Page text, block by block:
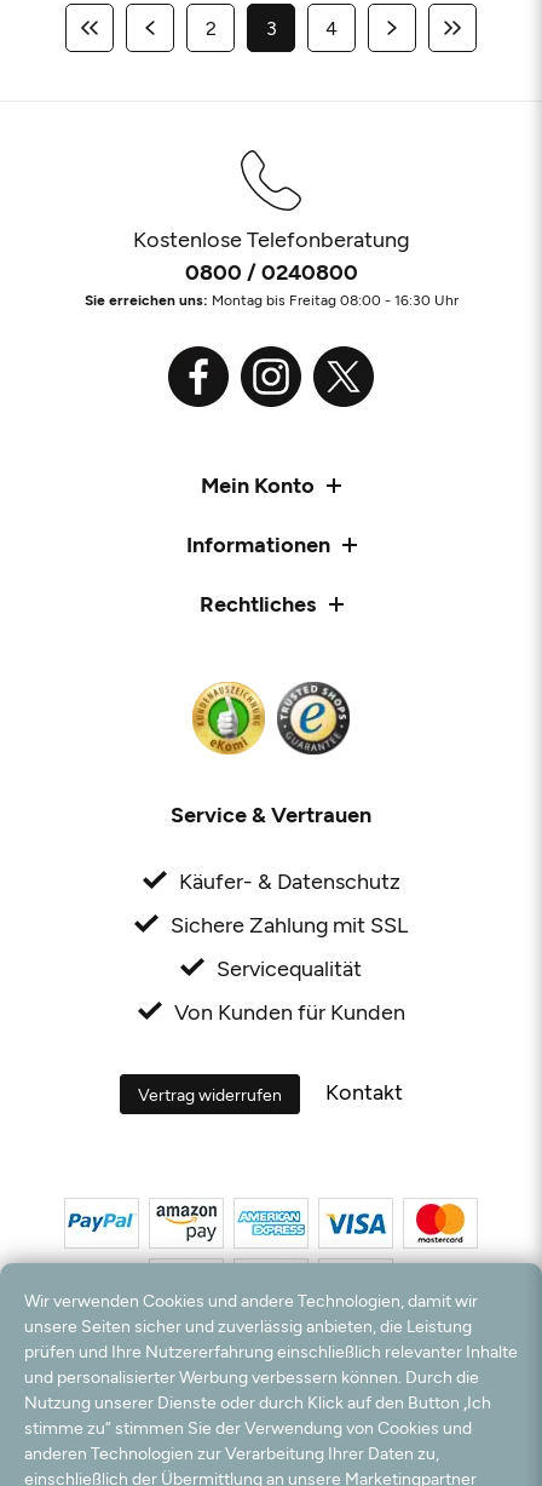
2 3 4
Kostenlose Telefonberatung
0800 / 0240800
Sie erreichen uns: Montag bis Freitag 08:00 - 16:30 Uhr
Mein Konto
Informationen
Rechtliches
Service & Vertrauen
Käufer- & Datenschutz
Sichere Zahlung mit SSL
Servicequalität
Von Kunden für Kunden
Vertrag widerrufen Kontakt
*Alle Preise inkl. MwSt. und zzgl. Versandkosten. **Kostenloser Versand und Rückversand
nur innerhalb Deutschlands und Österreichs.
Hinweis:Wir nutzen Ihre E-Mail Adresse für werbliche Zwecke, die jederzeit widerrufen
werden können. Ihre Daten werden nicht an Dritte weitergegeben.
© 2003 - 2026 Teppichversand24 GmbH / Alle Rechte vorbehalten. powered by
createyourtemplate
Wir verwenden Cookies und andere Technologien, damit wir
unsere Seiten sicher und zuverlässig anbieten, die Leistung
prüfen und Ihre Nutzererfahrung einschließlich relevanter Inhalte
und personalisierter Werbung verbessern können. Durch die
Nutzung unserer Dienste oder durch Klick auf den Button „Ich
stimme zu“ stimmen Sie der Verwendung von Cookies und
anderen Technologien zur Verarbeitung Ihrer Daten zu,
einschließlich der Übermittlung an unsere Marketingpartner